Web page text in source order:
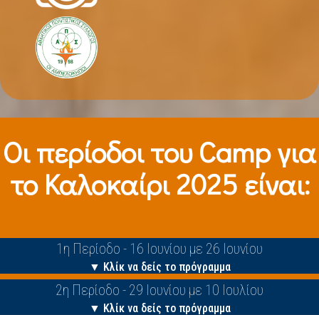
Οι περίοδοι τoυ Camp για
το Καλοκαίρι 2025 είναι:
1η Περίοδο - 16 Ιουνίου με 26 Ιουνίου
▼ Κλίκ να δείς το πρόγραμμα
2η Περίοδο - 29 Ιουνίου με 10 Ιουλίου
▼ Κλίκ να δείς το πρόγραμμα